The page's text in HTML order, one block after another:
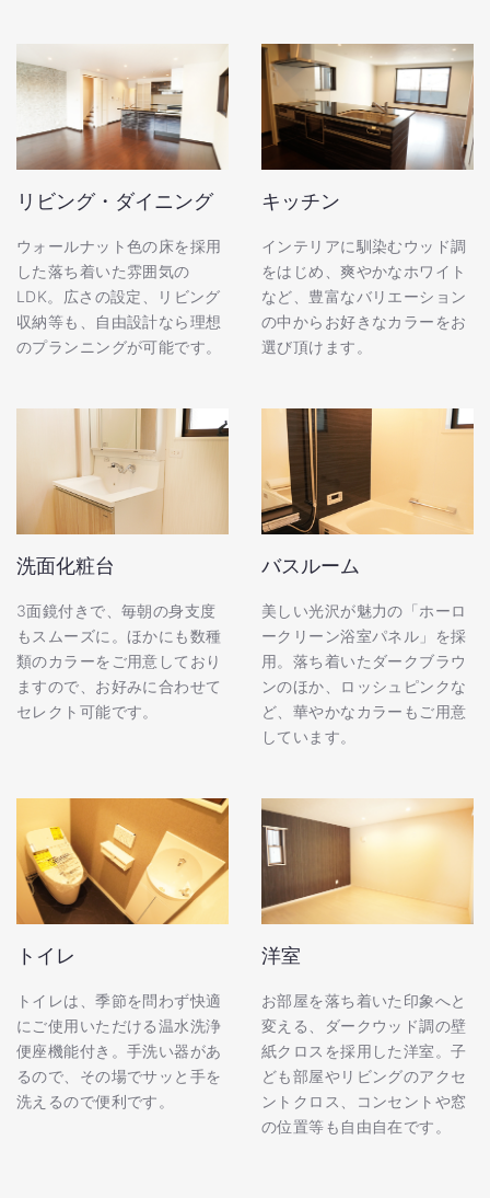
リビング・ダイニング
ウォールナット色の床を採用
した落ち着いた雰囲気の
LDK。広さの設定、リビング
収納等も、自由設計なら理想
のプランニングが可能です。
キッチン
インテリアに馴染むウッド調
をはじめ、爽やかなホワイト
など、豊富なバリエーション
の中からお好きなカラーをお
選び頂けます。
洗面化粧台
3面鏡付きで、毎朝の身支度
もスムーズに。ほかにも数種
類のカラーをご用意しており
ますので、お好みに合わせて
セレクト可能です。
バスルーム
美しい光沢が魅力の「ホーロ
ークリーン浴室パネル」を採
用。落ち着いたダークブラウ
ンのほか、ロッシュピンクな
ど、華やかなカラーもご用意
しています。
トイレ
トイレは、季節を問わず快適
にご使用いただける温水洗浄
便座機能付き。手洗い器があ
るので、その場でサッと手を
洗えるので便利です。
洋室
お部屋を落ち着いた印象へと
変える、ダークウッド調の壁
紙クロスを採用した洋室。子
ども部屋やリビングのアクセ
ントクロス、コンセントや窓
の位置等も自由自在です。